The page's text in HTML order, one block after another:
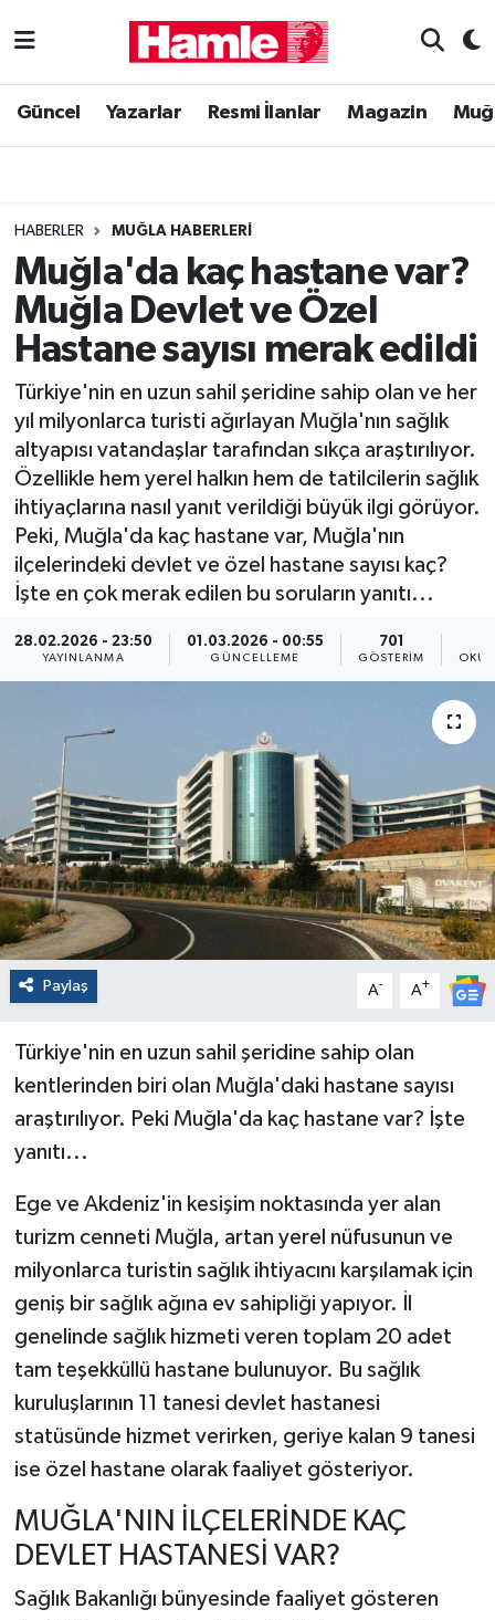
Güncel Yazarlar Resmi İlanlar Magazin
HABERLER MUĞLA HABERLERI
Muğla'da kaç hastane var?
Muğla Devlet ve Özel
Hastane sayısı merak edildi
Türkiye'nin en uzun sahil şeridine sahip olan ve her
yıl milyonlarca turisti ağırlayan Muğla'nın sağlık
altyapısı vatandaşlar tarafından sıkça araştırılıyor.
Özellikle hem yerel halkın hem de tatilcilerin sağlık
ihtiyaçlarına nasıl yanıt verildiği büyük ilgi görüyor.
Peki, Muğla'da kaç hastane var, Muğla'nın
ilçelerindeki devlet ve özel hastane sayısı kaç?
İşte en çok merak edilen bu soruların yanıtı...
28.02.2026 - 23:50
YAYINLANMA
01.03.2026 - 00:55
GÜNCELLEME
701
GÖSTERIM
Paylaş A- A+
Türkiye'nin en uzun sahil şeridine sahip olan
kentlerinden biri olan Muğla'daki hastane sayısı
araştırılıyor. Peki Muğla'da kaç hastane var? İşte
yanıtı...
Ege ve Akdeniz'in kesişim noktasında yer alan
turizm cenneti Muğla, artan yerel nüfusunun ve
milyonlarca turistin sağlık ihtiyacını karşılamak için
geniş bir sağlık ağına ev sahipliği yapıyor. İl
genelinde sağlık hizmeti veren toplam 20 adet
tam teşekküllü hastane bulunuyor. Bu sağlık
kuruluşlarının 11 tanesi devlet hastanesi
statüsünde hizmet verirken, geriye kalan 9 tanesi
ise özel hastane olarak faaliyet gösteriyor.
MUĞLA'NIN İLÇELERİNDE KAÇ
DEVLET HASTANESİ VAR?
Sağlık Bakanlığı bünyesinde faaliyet gösteren
Güncel
Magazin
Muğla Haber
Siyaset
Muğla Nöbetçi Eczaneler
Muğla Trafik Yoğunluk Haritası
Süper Lig Puan Durumu ve Fikstür
Tüm Manşetler
Son Dakika Haberleri
Haber Arşivi